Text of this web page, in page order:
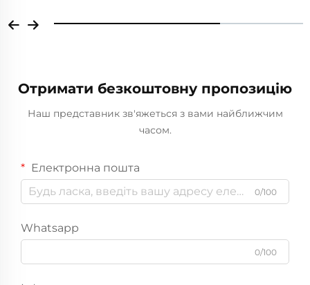
Отримати безкоштовну пропозицію
Наш представник зв'яжеться з вами найближчим
часом.
Електронна пошта
0/100
Whatsapp
0/100